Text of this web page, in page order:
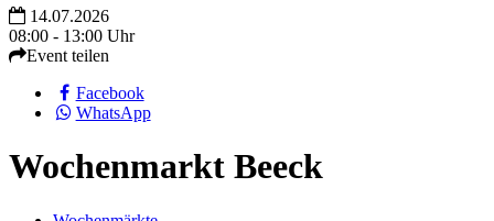
14.07.2026
08:00 - 13:00 Uhr
Event teilen
Facebook
WhatsApp
Wochenmarkt Beeck